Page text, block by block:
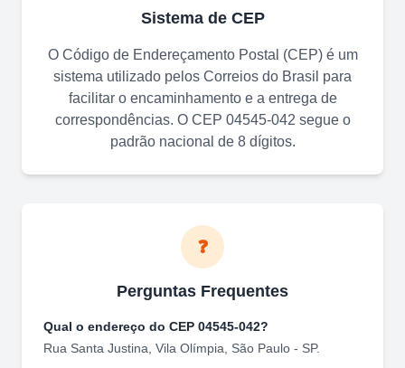
Sistema de CEP
O Código de Endereçamento Postal (CEP) é um
sistema utilizado pelos Correios do Brasil para
facilitar o encaminhamento e a entrega de
correspondências. O CEP 04545-042 segue o
padrão nacional de 8 dígitos.
❓
Perguntas Frequentes
Qual o endereço do CEP 04545-042?
Rua Santa Justina Vila Olímpia São Paulo - SP.